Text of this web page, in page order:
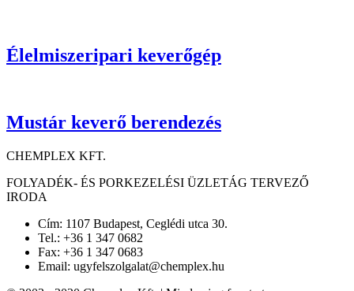
Élelmiszeripari keverőgép
Mustár keverő berendezés
CHEMPLEX KFT.
FOLYADÉK- ÉS PORKEZELÉSI ÜZLETÁG TERVEZŐ
IRODA
Cím: 1107 Budapest, Ceglédi utca 30.
Tel.: +36 1 347 0682
Fax: +36 1 347 0683
Email: ugyfelszolgalat@chemplex.hu